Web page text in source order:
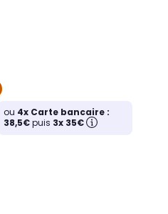
ou 4x Carte bancaire :
38,5€puis 3x 35€